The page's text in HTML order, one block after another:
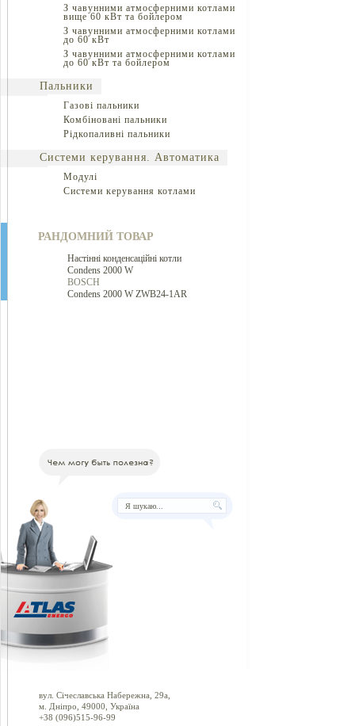
З чавунними атмосферними котлами
вище 60 кВт та бойлером
З чавунними атмосферними котлами
до 60 кВт
З чавунними атмосферними котлами
до 60 кВт та бойлером
Пальники
Газові пальники
Комбіновані пальники
Рідкопаливні пальники
Системи керування. Автоматика
Модулі
Системи керування котлами
РАНДОМНИЙ ТОВАР
Настінні конденсаційні котли
Condens 2000 W
BOSCH
Condens 2000 W ZWB24-1AR
вул. Січеславська Набережна, 29а,
м. Дніпро, 49000, Україна
+38 (096)515-96-99